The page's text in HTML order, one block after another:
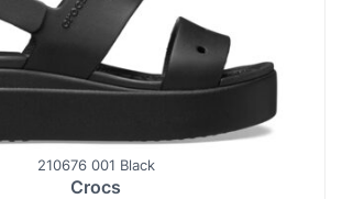
210676 001 Black
Crocs